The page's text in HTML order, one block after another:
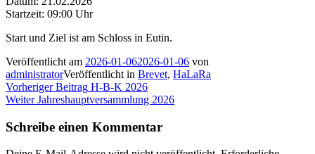
Startzeit: 09:00 Uhr
Start und Ziel ist am Schloss in Eutin.
Veröffentlicht am 2026-01-062026-01-06 von
administratorVeröffentlicht in Brevet, HaLaRa
Beitragsnavigation
Vorheriger Beitrag Vorheriger
Beitrag:
H-B-K 2026
Weiter Nächster
Jahreshauptversammlung 2026
Schreibe einen Kommentar